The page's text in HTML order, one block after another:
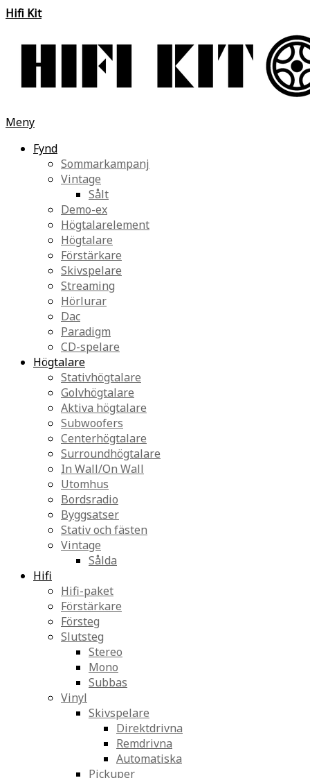
Hifi Kit
Meny
Fynd
Sommarkampanj
Vintage
Sålt
Demo-ex
Högtalarelement
Högtalare
Förstärkare
Skivspelare
Streaming
Hörlurar
Dac
Paradigm
CD-spelare
Högtalare
Stativhögtalare
Golvhögtalare
Aktiva högtalare
Subwoofers
Centerhögtalare
Surroundhögtalare
In Wall/On Wall
Utomhus
Bordsradio
Byggsatser
Stativ och fästen
Vintage
Sålda
Hifi
Hifi-paket
Förstärkare
Försteg
Slutsteg
Stereo
Mono
Subbas
Vinyl
Skivspelare
Direktdrivna
Remdrivna
Automatiska
Pickuper